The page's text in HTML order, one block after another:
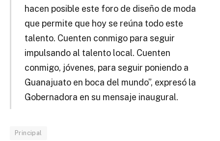
hacen posible este foro de diseño de moda
que permite que hoy se reúna todo este
talento. Cuenten conmigo para seguir
impulsando al talento local. Cuenten
conmigo, jóvenes, para seguir poniendo a
Guanajuato en boca del mundo”, expresó la
Gobernadora en su mensaje inaugural.
Principal